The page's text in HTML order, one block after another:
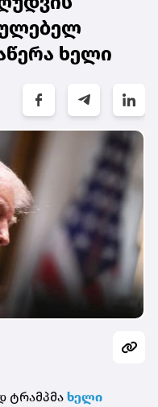
ხელი
ტრამპმა ხელი